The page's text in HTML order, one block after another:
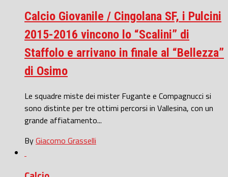
Calcio Giovanile / Cingolana SF, i Pulcini
2015-2016 vincono lo “Scalini” di
Staffolo e arrivano in finale al “Bellezza”
di Osimo
Le squadre miste dei mister Fugante e Compagnucci si
sono distinte per tre ottimi percorsi in Vallesina, con un
grande affiatamento...
ByGiacomo Grasselli